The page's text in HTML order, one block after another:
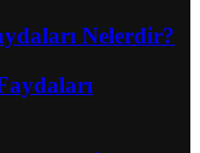
Nelerdir?